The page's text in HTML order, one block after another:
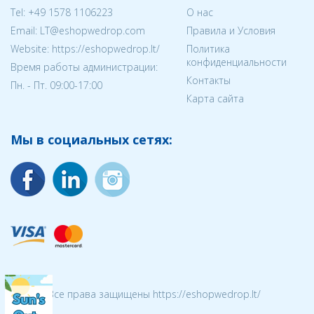
Tel: +49 1578 1106223
Email: LT@eshopwedrop.com
Website: https://eshopwedrop.lt/
Время работы администрации:
Пн. - Пт. 09:00-17:00
О нас
Правила и Условия
Политика
конфиденциальности
Контакты
Карта сайта
Мы в социальных сетях:
© 2026 Все права защищены https://eshopwedrop.lt/